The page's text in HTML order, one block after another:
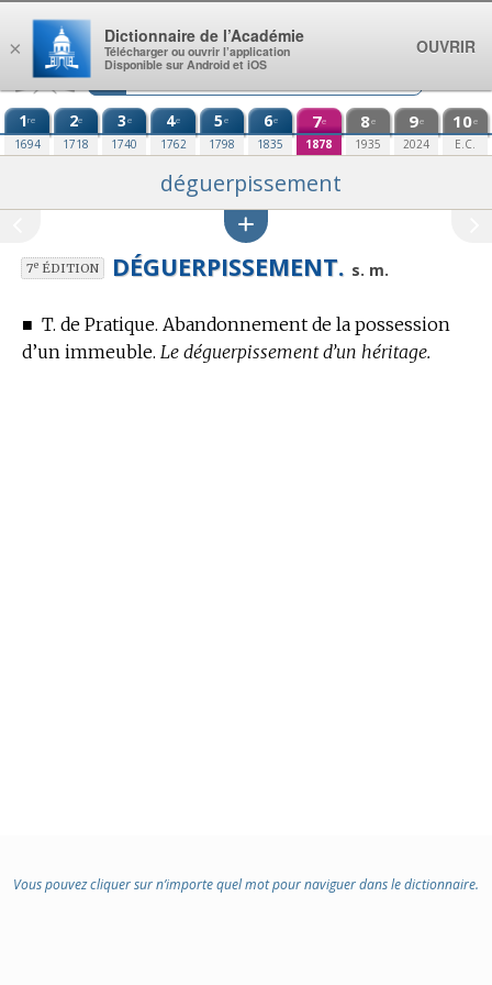
Aller au contenu
1re
1694
2e
1718
3e
1740
4e
1762
5e
1798
6e
1835
7e
1878
8e
1935
9e
2024
10e
E.C.
déguerpissement
7eÉDITION DÉGUERPISSEMENT. s. m.
■ T. de Pratique. Abandonnement de la possession
d’un immeuble. Le déguerpissement d’un héritage.
Vous pouvez cliquer sur n’importe quel mot pour naviguer dans le dictionnaire.
×
Dictionnaire de l’Académie
Télécharger ou ouvrir l’application
Disponible sur Android et iOS
OUVRIR